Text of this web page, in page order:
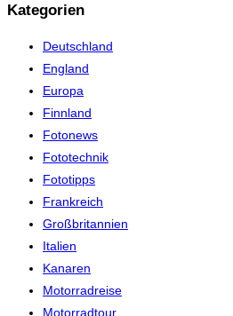
Kategorien
Deutschland
England
Europa
Finnland
Fotonews
Fototechnik
Fototipps
Frankreich
Großbritannien
Italien
Kanaren
Motorradreise
Motorradtour